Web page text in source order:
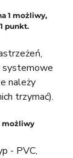
1 możliwy,
punkt.
systemowe
należy
trzymać).
możliwy
- PVC,